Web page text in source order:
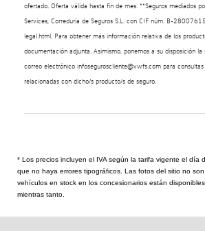
ofertado. Oferta válida hasta fin de mes. **Seguros mediados
Services, Correduría de Seguros S.L. con CIF núm. B-
legal.html. Para obtener más información relativa de los
documentación adjunta. Asimismo, ponemos a su disposición
correo electrónico infoseguroscliente@vwfs.com para
relacionadas con dicho/s producto/s de seguro.
* Los precios incluyen el IVA según la tarifa vigente el día
que no haya errores tipográficos. Las fotos del sitio no
vehículos en stock en los concesionarios están
mientras tanto.